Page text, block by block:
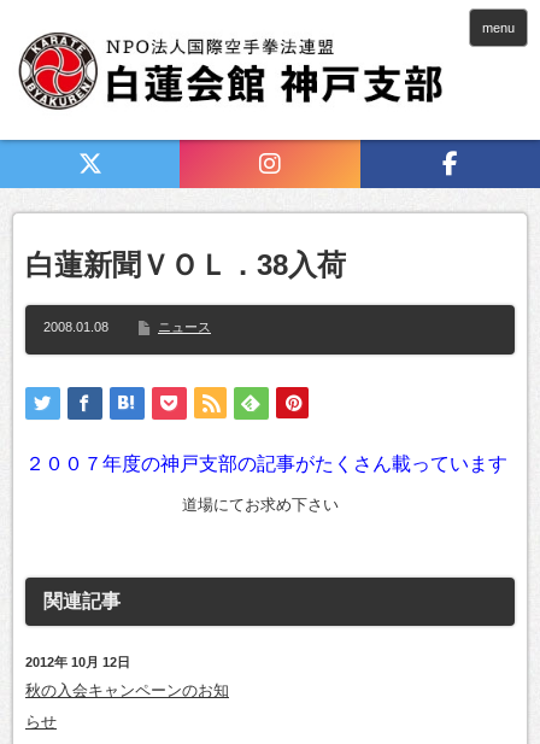
menu
白蓮新聞ＶＯＬ．38入荷
2008.01.08 ニュース
２００７年度の神戸支部の記事がたくさん載っています
道場にてお求め下さい
関連記事
2012年 10月 12日
秋の入会キャンペーンのお知
らせ